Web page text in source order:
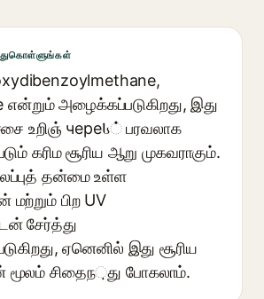
என்றும் அழைக்கப்படுகிறது, இது
உறிஞ் череს் பரவலாக
கரிம சூரிய ஆறு முகவராகும்.
தன்மை உள்ள
பிற UV
சேர்த்து
ஏனெனில் இது சூரிய
மூலம் சிதைந়து போகலாம்.